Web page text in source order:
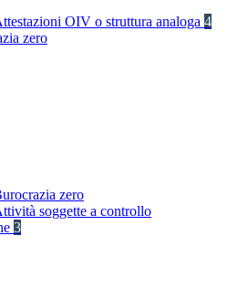
OIV o struttura analoga 4
zero
zero
soggette a controllo
3